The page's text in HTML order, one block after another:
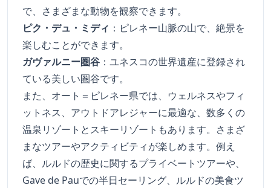
で、さまざまな動物を観察できます。
ピク・デュ・ミディ ：ピレネー山脈の山で、絶景を
楽しむことができます。
ガヴァルニー圏谷 ：ユネスコの世界遺産に登録され
ている美しい圏谷です。
また、オート＝ピレネー県では、ウェルネスやフィ
ットネス、アウトドアレジャーに最適な、数多くの
温泉リゾートとスキーリゾートもあります。さまざ
まなツアーやアクティビティが楽しめます。例え
ば、ルルドの歴史に関するプライベートツアーや、
Gave de Pauでの半日セーリング、ルルドの美食ツ